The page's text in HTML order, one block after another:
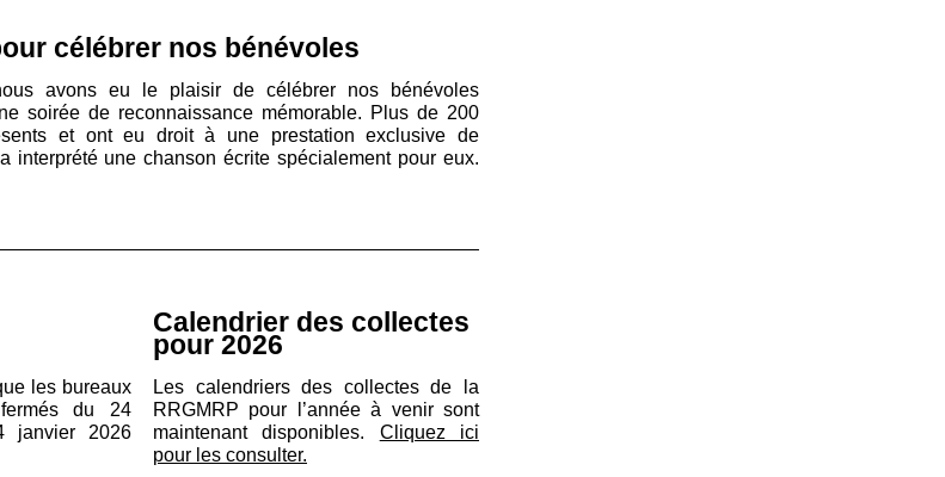
célébrer nos bénévoles
avons eu le plaisir de célébrer nos bénévoles
soirée de reconnaissance mémorable. Plus de 200
et ont eu droit à une prestation exclusive de
interprété une chanson écrite spécialement pour eux.
les bureaux
du 24
janvier 2026
Calendrier des collectes
pour 2026
Les calendriers des collectes de la
RRGMRP pour l’année à venir sont
maintenant disponibles. Cliquez ici
pour les consulter.